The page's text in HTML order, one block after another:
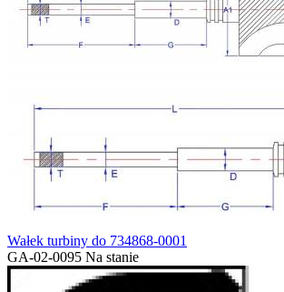
Wałek turbiny do 734868-0001
GA-02-0095 Na stanie